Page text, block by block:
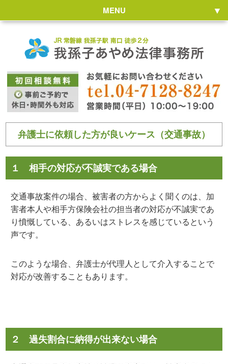
MENU
弁護士に依頼した方が良いケース（交通事故）
１ 相手の対応が不誠実である場合
交通事故案件の場合、被害者の方からよく聞くのは、加
害者本人や相手方保険会社の担当者の対応が不誠実であ
り憤慨している、あるいはストレスを感じているという
声です。
このような場合、弁護士が代理人として介入することで
対応が改善することもあります。
２ 過失割合に納得が出来ない場合